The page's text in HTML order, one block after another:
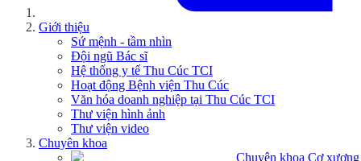
Giới thiệu
Sứ mệnh - tầm nhìn
Đội ngũ Bác sĩ
Hệ thống y tế Thu Cúc TCI
Hoạt động Bệnh viện Thu Cúc
Văn hóa doanh nghiệp tại Thu Cúc TCI
Thư viện hình ảnh
Thư viện video
Chuyên khoa
Chuyên khoa Cơ